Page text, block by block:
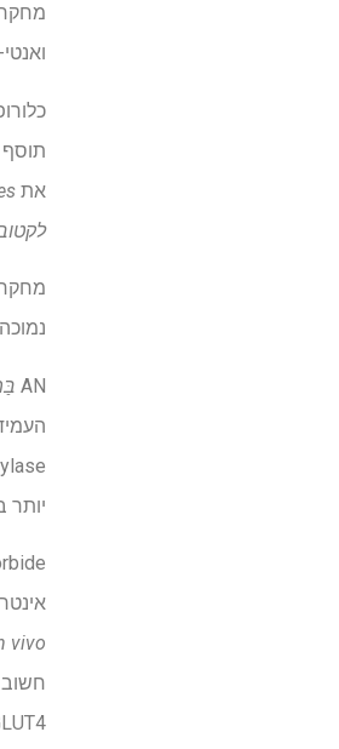
תוסף
את
AN
יותר
vivo
חשוב